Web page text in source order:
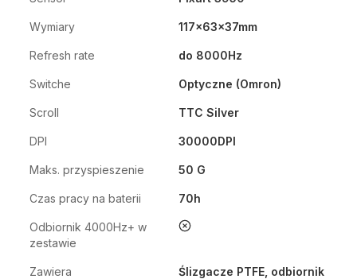
Wymiary 117x63x37mm
Refresh rate do 8000Hz
Switche Optyczne (Omron)
Scroll TTC Silver
DPI 30000DPI
Maks. przyspieszenie 50 G
Czas pracy na baterii 70h
Odbiornik 4000Hz+ w
zestawie
nie
Zawiera
Ślizgacze PTFE, odbiornik